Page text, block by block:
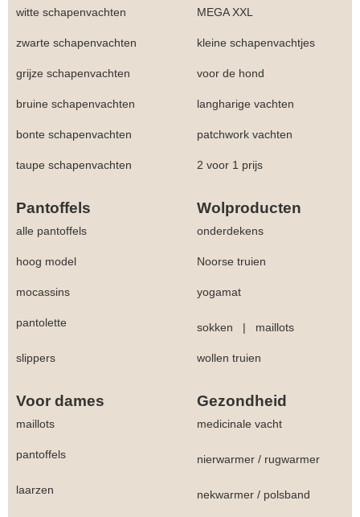
witte schapenvachten MEGA XXL
zwarte schapenvachten kleine schapenvachtjes
grijze schapenvachten voor de hond
bruine schapenvachten langharige vachten
bonte schapenvachten patchwork vachten
taupe schapenvachten 2 voor 1 prijs
Pantoffels Wolproducten
alle pantoffels onderdekens
hoog model Noorse truien
mocassins yogamat
pantolette sokken | maillots
slippers wollen truien
Voor dames Gezondheid
maillots medicinale vacht
pantoffels nierwarmer / rugwarmer
laarzen nekwarmer / polsband